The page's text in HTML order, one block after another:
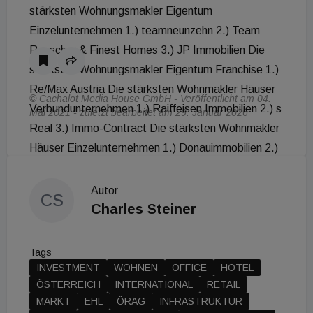
stärksten Wohnungsmakler Eigentum
Einzelunternehmen 1.) teamneunzehn 2.) Team
Rauscher & Finest Homes 3.) JP Immobilien Die
stärksten Wohnungsmakler Eigentum Franchise 1.)
Re/Max Austria Die stärksten Wohnmakler Häuser
Verbundunternehmen 1.) Raiffeisen Immobilien 2.) s
Real 3.) Immo-Contract Die stärksten Wohnmakler
Häuser Einzelunternehmen 1.) Donauimmobilien 2.)
Wohnmakler Häuser Franchise 1.) Re/Max Austria
Die stärksten Wohnungsmakler Miete
Wohnungsmakler Miete Einzelunternehmen 1.)
teamneunzehn 2.) IVV 3.) EHL Immobilien Die
stärksten Wohnungsmakler Miete Franchise 1.)
© Cachalot Media House GmbH - Veröffentlicht am 04.
Mai 2021 - zuletzt bearbeitet am 29. Januar 2026
CS
Autor
Charles Steiner
Tags
INVESTMENT
WOHNEN OFFICE
HOTEL
ÖSTERREICH
INTERNATIONAL
RETAIL
MARKT
EHL ÖRAG
INFRASTRUKTUR